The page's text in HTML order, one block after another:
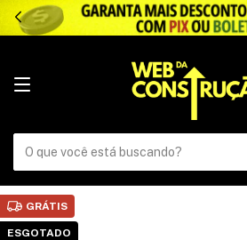
.
GRÁTIS
ESGOTADO